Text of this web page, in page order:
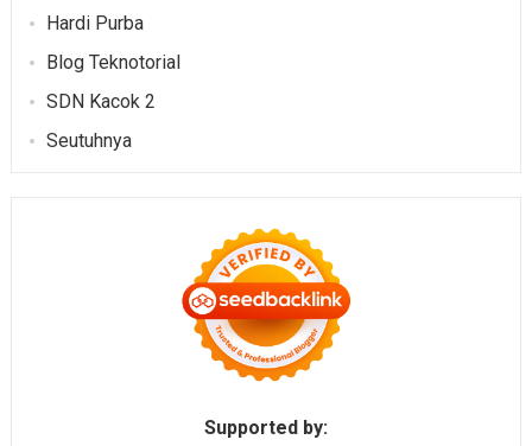
Hardi Purba
Blog Teknotorial
SDN Kacok 2
Seutuhnya
Supported by: